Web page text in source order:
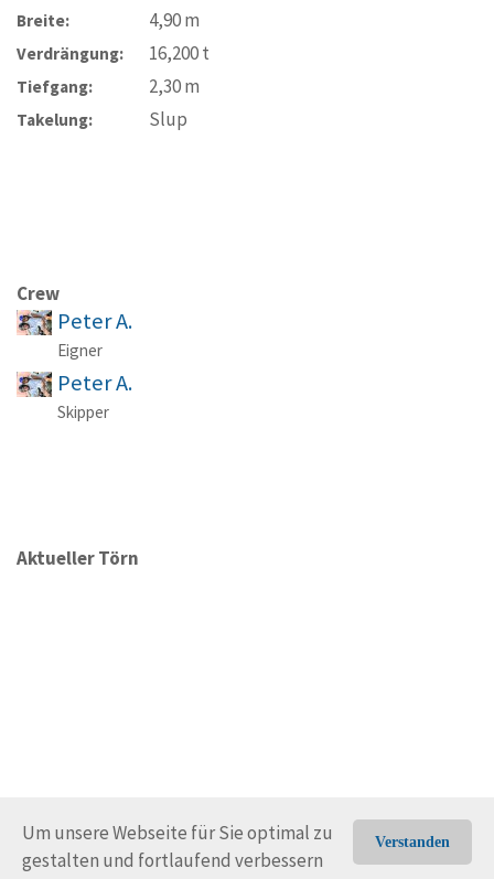
Verstanden
Um unsere Webseite für Sie optimal zu
gestalten und fortlaufend verbessern
Breite: 4,90m
Verdrängung: 16,200t
Tiefgang: 2,30m
Takelung: Slup
Crew
Peter A.
Eigner
Peter A.
Skipper
Aktueller Törn
© Trans-Ocean e.V. 2010-2026 Impressum